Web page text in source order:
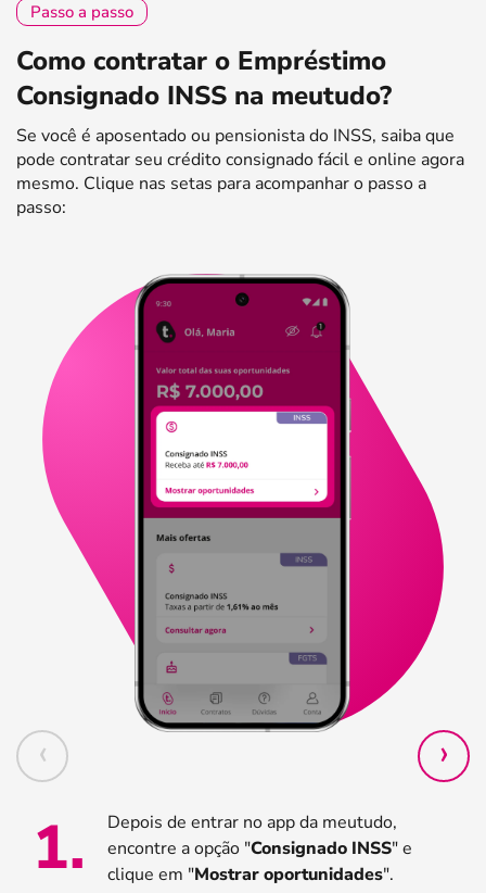
Passo a passo
Como contratar o Empréstimo
Consignado INSS na meutudo?
Se você é aposentado ou pensionista do INSS, saiba que
pode contratar seu crédito consignado fácil e online agora
mesmo. Clique nas setas para acompanhar o passo a
passo:
1.
Depois de entrar no app da meutudo,
encontre a opção "Consignado INSS" e
clique em "Mostrar oportunidades".